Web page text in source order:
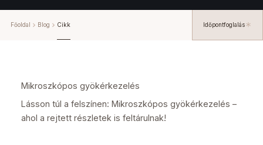
Főoldal Blog Cikk Időpontfoglalás
Mikroszkópos gyökérkezelés
Lásson túl a felszínen: Mikroszkópos gyökérkezelés –
ahol a rejtett részletek is feltárulnak!